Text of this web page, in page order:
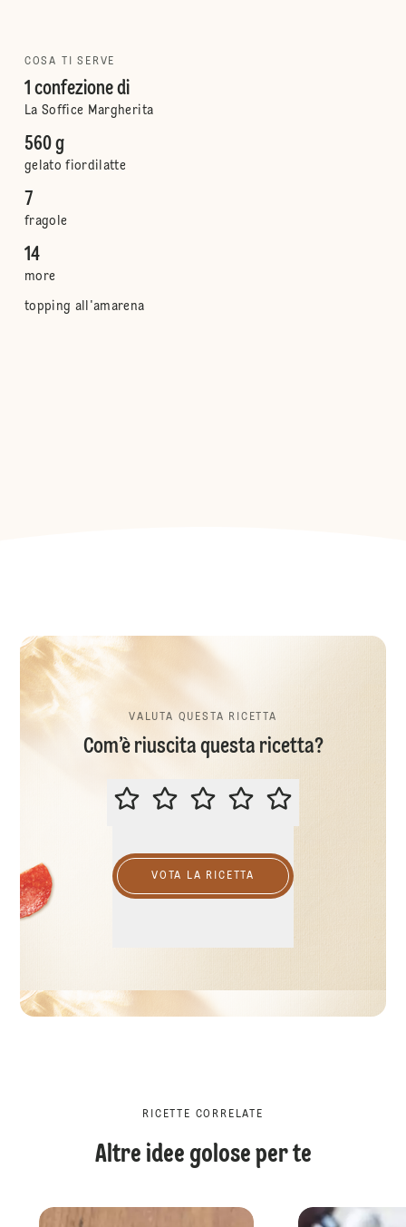
COSA TI SERVE
1 confezione di
La Soffice Margherita
560 g
gelato fiordilatte
7
fragole
14
more
topping all'amarena
VALUTA QUESTA RICETTA
Com’è riuscita questa ricetta?
VALUTA QUESTA RICETTA
VOTA LA RICETTA
RICETTE CORRELATE
Altre idee golose per te